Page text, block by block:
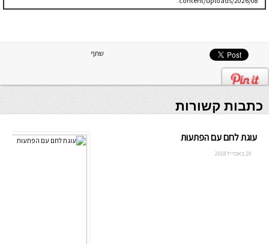
יש לבדוק
שתף
כתבות קשורות
עוגת לחם עם הפתעות
20 באפריל 2018